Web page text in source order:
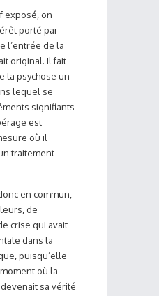
exposé, on
porté par
l’entrée de la
original. Il fait
la psychose un
lequel se
signifiants
est
où il
traitement
en commun,
de
crise qui avait
dans la
puisqu’elle
où la
sa vérité